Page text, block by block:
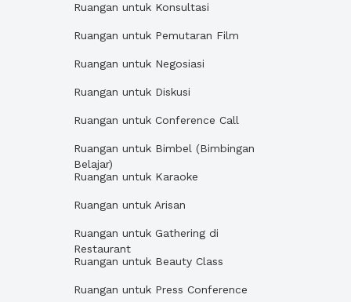
Ruangan untuk Konsultasi
Ruangan untuk Pemutaran Film
Ruangan untuk Negosiasi
Ruangan untuk Diskusi
Ruangan untuk Conference Call
Ruangan untuk Bimbel (Bimbingan
Belajar)
Ruangan untuk Karaoke
Ruangan untuk Arisan
Ruangan untuk Gathering di
Restaurant
Ruangan untuk Beauty Class
Ruangan untuk Press Conference